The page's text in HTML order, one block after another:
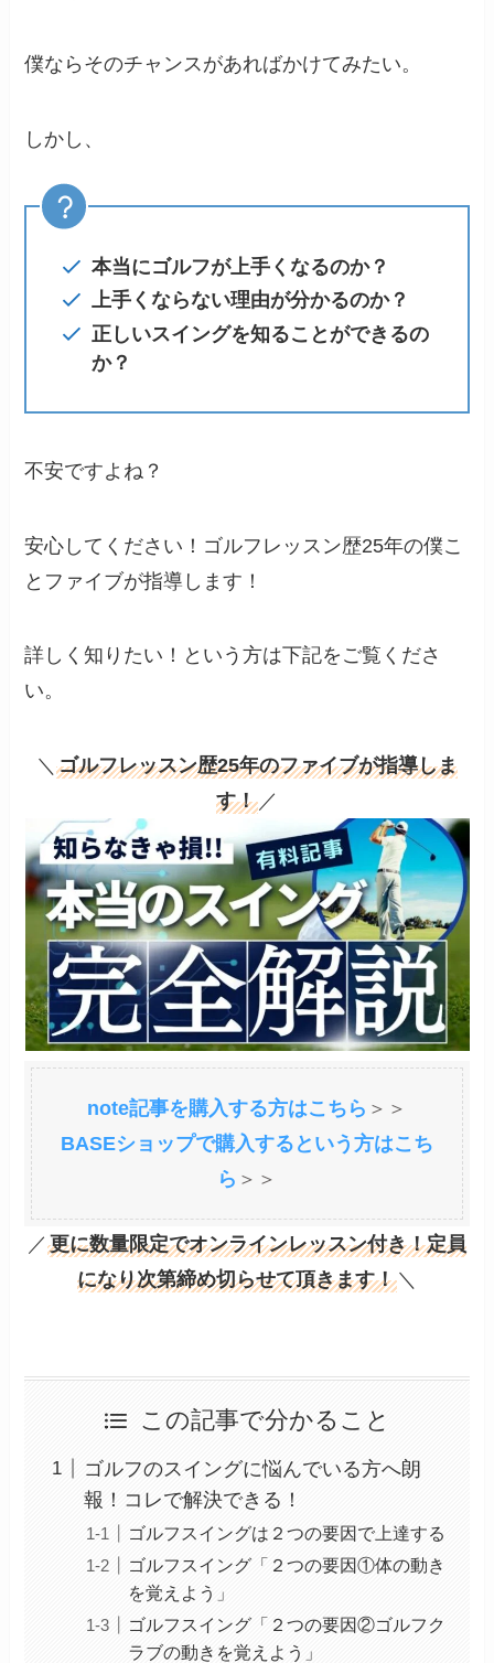
僕ならそのチャンスがあればかけてみたい。
しかし、
本当にゴルフが上手くなるのか？
上手くならない理由が分かるのか？
正しいスイングを知ることができるの
か？
不安ですよね？
安心してください！ゴルフレッスン歴25年の僕こ
とファイブが指導します！
詳しく知りたい！という方は下記をご覧くださ
い。
＼ ゴルフレッスン歴25年のファイブが指導しま
す！ ／
note記事を購入する方はこちら ＞＞
BASEショップで購入するという方はこち
ら ＞＞
／ 更に数量限定でオンラインレッスン付き！定員
になり次第締め切らせて頂きます！ ＼
この記事で分かること
ゴルフのスイングに悩んでいる方へ朗
報！コレで解決できる！
ゴルフスイングは２つの要因で上達する
ゴルフスイング「２つの要因①体の動き
を覚えよう」
ゴルフスイング「２つの要因②ゴルフク
ラブの動きを覚えよう」